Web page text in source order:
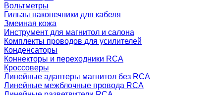
Вольтметры
Гильзы наконечники для кабеля
Змеиная кожа
Инструмент для магнитол и салона
Комплекты проводов для усилителей
Конденсаторы
Коннекторы и переходники RCA
Кроссоверы
Линейные адаптеры магнитол без RCA
Линейные межблочные провода RCA